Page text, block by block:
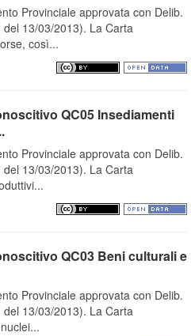
Provinciale approvata con Delib.
13/03/2013). La Carta
così...
QC05 Insediamenti
Provinciale approvata con Delib.
13/03/2013). La Carta
QC03 Beni culturali e
Provinciale approvata con Delib.
13/03/2013). La Carta